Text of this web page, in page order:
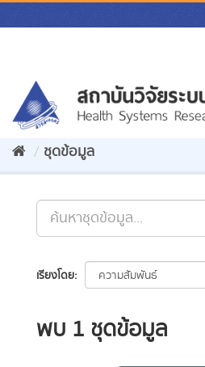
Skip
to
ชุดข้อมูล
เรียงโดย
พบ 1 ชุดข้อมูล